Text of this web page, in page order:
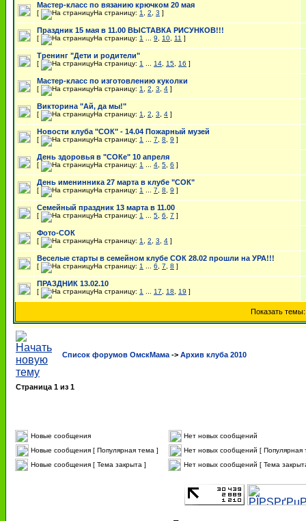
Мастер-класс по вязанию крючком 20 мая
[ На страницу: 1 2 3 ]
Праздник 15 мая в 11.00 ВЫСТАВКА РИСУНКОВ!!!
[ На страницу: 1 9 10 11 ]
Тренинг "Дети и родители"
[ На страницу: 1 14 15 16 ]
Мастер-класс по изготовлению куколки
[ На страницу: 1 2 3 4 ]
Викторина "Ай, да мы!"
[ На страницу: 1 2 3 4 ]
Новости клуба "СОК" - 14.04 Пожарный музей
[ На страницу: 1 7 8 9 ]
День здоровья в "СОКе" 10 апреля
[ На страницу: 1 4 5 6 ]
День именинника 27 марта в клубе "СОК"
[ На страницу: 1 7 8 9 ]
Семейный праздник 13 марта в 11.00
[ На страницу: 1 5 6 7 ]
Фото-СОК
[ На страницу: 1 2 3 4 ]
Веселые старты в семейном клубе СОК 28.02 прошли на УРА!!!
[ На страницу: 1 6 7 8 ]
ПРАЗДНИК 13.02.10
[ На страницу: 1 17 18 19 ]
Показать
Список форумов ОмскМама -> Архив клуба 2010
Страница 1 из 1
Новые сообщения
Нет новых сообщений
Новые сообщения [ Популярная тема ]
Нет новых сообщений [ Популярная
Новые сообщения [ Тема закрыта ]
Нет новых сообщений [ Тема